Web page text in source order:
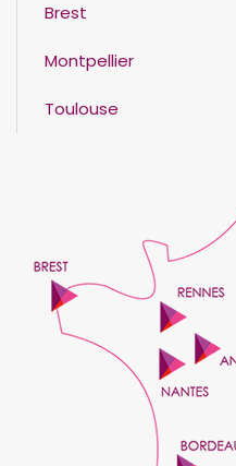
Brest
Montpellier
Toulouse